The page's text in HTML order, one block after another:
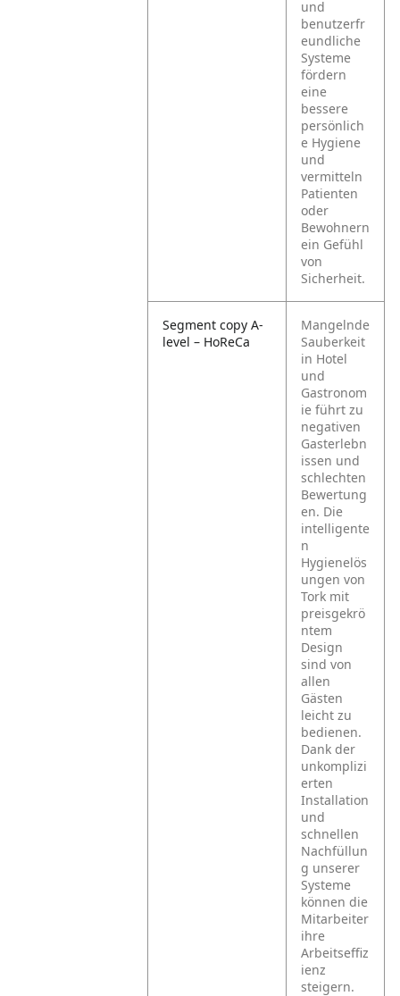
und
benutzerfr
eundliche
Systeme
fördern
eine
bessere
persönlich
e Hygiene
und
vermitteln
Patienten
oder
Bewohnern
ein Gefühl
von
Sicherheit.
Segment copy A-
level – HoReCa
Mangelnde
Sauberkeit
in Hotel
und
Gastronom
ie führt zu
negativen
Gasterlebn
issen und
schlechten
Bewertung
en. Die
intelligente
n
Hygienelös
ungen von
Tork mit
preisgekrö
ntem
Design
sind von
allen
Gästen
leicht zu
bedienen.
Dank der
unkomplizi
erten
Installation
und
schnellen
Nachfüllun
g unserer
Systeme
können die
Mitarbeiter
ihre
Arbeitseffiz
ienz
steigern.